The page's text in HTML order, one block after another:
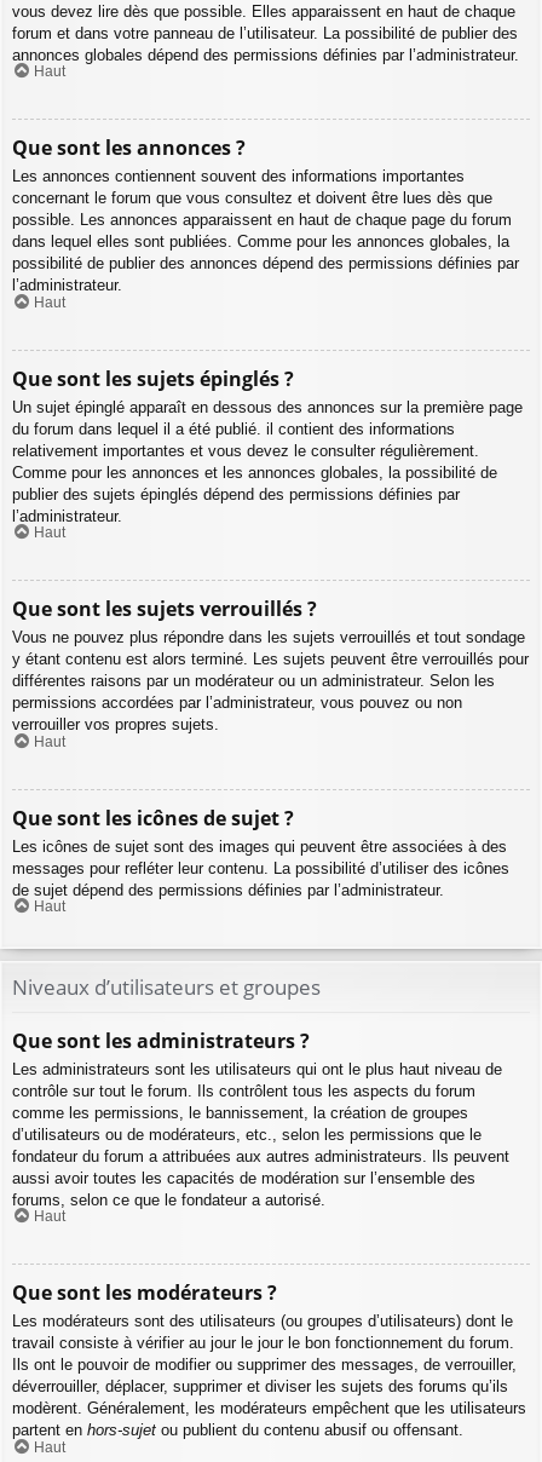
vous devez lire dès que possible. Elles apparaissent en haut de chaque
forum et dans votre panneau de l’utilisateur. La possibilité de publier des
annonces globales dépend des permissions définies par l’administrateur.
Haut
Que sont les annonces ?
Les annonces contiennent souvent des informations importantes
concernant le forum que vous consultez et doivent être lues dès que
possible. Les annonces apparaissent en haut de chaque page du forum
dans lequel elles sont publiées. Comme pour les annonces globales, la
possibilité de publier des annonces dépend des permissions définies par
l’administrateur.
Haut
Que sont les sujets épinglés ?
Un sujet épinglé apparaît en dessous des annonces sur la première page
du forum dans lequel il a été publié. il contient des informations
relativement importantes et vous devez le consulter régulièrement.
Comme pour les annonces et les annonces globales, la possibilité de
publier des sujets épinglés dépend des permissions définies par
l’administrateur.
Haut
Que sont les sujets verrouillés ?
Vous ne pouvez plus répondre dans les sujets verrouillés et tout sondage
y étant contenu est alors terminé. Les sujets peuvent être verrouillés pour
différentes raisons par un modérateur ou un administrateur. Selon les
permissions accordées par l’administrateur, vous pouvez ou non
verrouiller vos propres sujets.
Haut
Que sont les icônes de sujet ?
Les icônes de sujet sont des images qui peuvent être associées à des
messages pour refléter leur contenu. La possibilité d’utiliser des icônes
de sujet dépend des permissions définies par l’administrateur.
Haut
Niveaux d’utilisateurs et groupes
Que sont les administrateurs ?
Les administrateurs sont les utilisateurs qui ont le plus haut niveau de
contrôle sur tout le forum. Ils contrôlent tous les aspects du forum
comme les permissions, le bannissement, la création de groupes
d’utilisateurs ou de modérateurs, etc., selon les permissions que le
fondateur du forum a attribuées aux autres administrateurs. Ils peuvent
aussi avoir toutes les capacités de modération sur l’ensemble des
forums, selon ce que le fondateur a autorisé.
Haut
Que sont les modérateurs ?
Les modérateurs sont des utilisateurs (ou groupes d’utilisateurs) dont le
travail consiste à vérifier au jour le jour le bon fonctionnement du forum.
Ils ont le pouvoir de modifier ou supprimer des messages, de verrouiller,
déverrouiller, déplacer, supprimer et diviser les sujets des forums qu’ils
modèrent. Généralement, les modérateurs empêchent que les utilisateurs
partent en hors-sujet ou publient du contenu abusif ou offensant.
Haut